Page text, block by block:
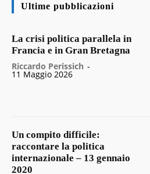
Ultime pubblicazioni
La crisi politica parallela in
Francia e in Gran Bretagna
Riccardo Perissich -
11 Maggio 2026
Un compito difficile:
raccontare la politica
internazionale – 13 gennaio
2020